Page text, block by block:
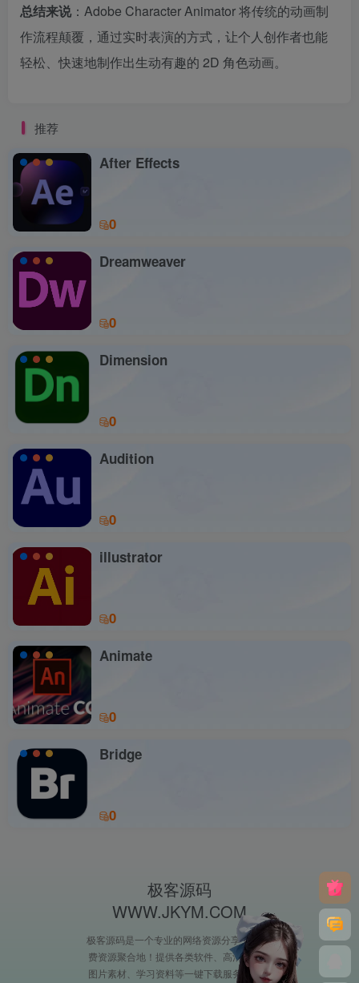
总结来说：Adobe Character Animator 将传统的动画制
作流程颠覆，通过实时表演的方式，让个人创作者也能
轻松、快速地制作出生动有趣的 2D 角色动画。
推荐
After Effects
0
Dreamweaver
0
Dimension
0
Audition
0
illustrator
0
Animate
0
Bridge
0
极客源码
WWW.JKYM.COM
极客源码是一个专业的网络资源分享平台,免
费资源聚合地！提供各类软件、高清视频、
图片素材、学习资料等一键下载服务，资源